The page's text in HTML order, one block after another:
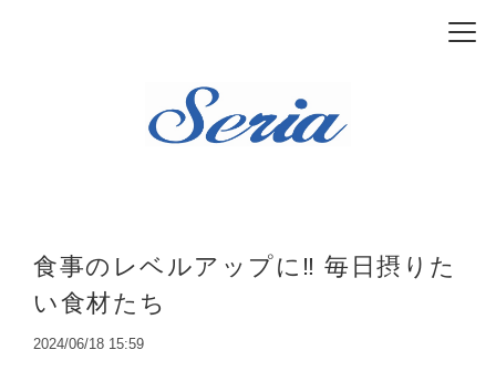
食事のレベルアップに‼ 毎日摂りた
い食材たち
2024/06/18 15:59